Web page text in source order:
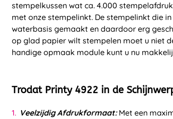
stempelkussen wat ca. 4.000
met onze stempelinkt. De stempelinkt die
waterbasis gemaakt en daardoor erg
op glad papier wilt stempelen moet u niet
handige opmaak module kunt u nu
Trodat Printy 4922 in de
Veelzijdig Afdrukformaat: Met een